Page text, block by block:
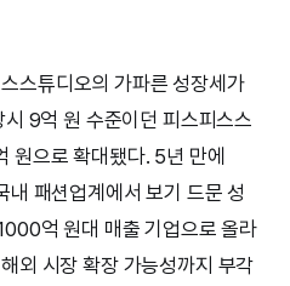
스튜디오의 가파른 성장세가
9억 원 수준이던 피스피스스
원으로 확대됐다. 5년 만에
패션업계에서 보기 드문 성
억 원대 매출 기업으로 올라
외 시장 확장 가능성까지 부각